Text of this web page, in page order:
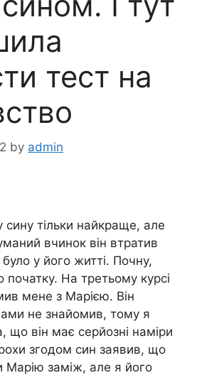
тест на
by admin
тільки найкраще, але
вчинок він втратив
у його житті. Почну,
початку. На третьому курсі
мене з Марією. Він
не знайомив, тому я
що він має серйозні наміри
згодом син заявив, що
Марію заміж, але я його